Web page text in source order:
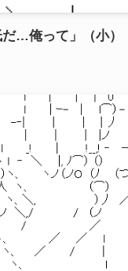
…俺って」（小）